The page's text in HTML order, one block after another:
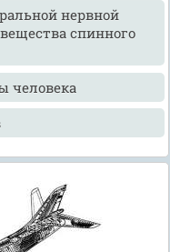
нервной
спинного
человека